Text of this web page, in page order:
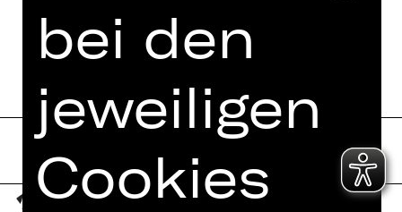
bei den
jeweiligen
Cookies